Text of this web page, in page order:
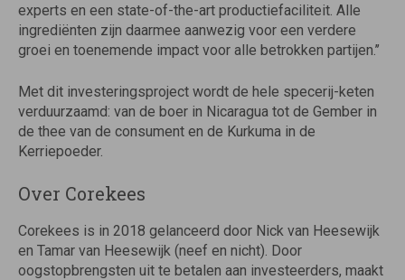
experts en een state-of-the-art productiefaciliteit. Alle
ingrediënten zijn daarmee aanwezig voor een verdere
groei en toenemende impact voor alle betrokken partijen.’’
Met dit investeringsproject wordt de hele specerij-keten
verduurzaamd: van de boer in Nicaragua tot de Gember in
de thee van de consument en de Kurkuma in de
Kerriepoeder.
Over Corekees
Corekees is in 2018 gelanceerd door Nick van Heesewijk
en Tamar van Heesewijk (neef en nicht). Door
oogstopbrengsten uit te betalen aan investeerders, maakt